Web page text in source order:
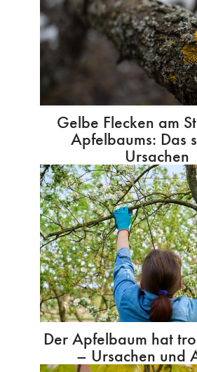
Gelbe Flecken am
Apfelbaums: Das
Ursachen
Der Apfelbaum hat
– Ursachen und